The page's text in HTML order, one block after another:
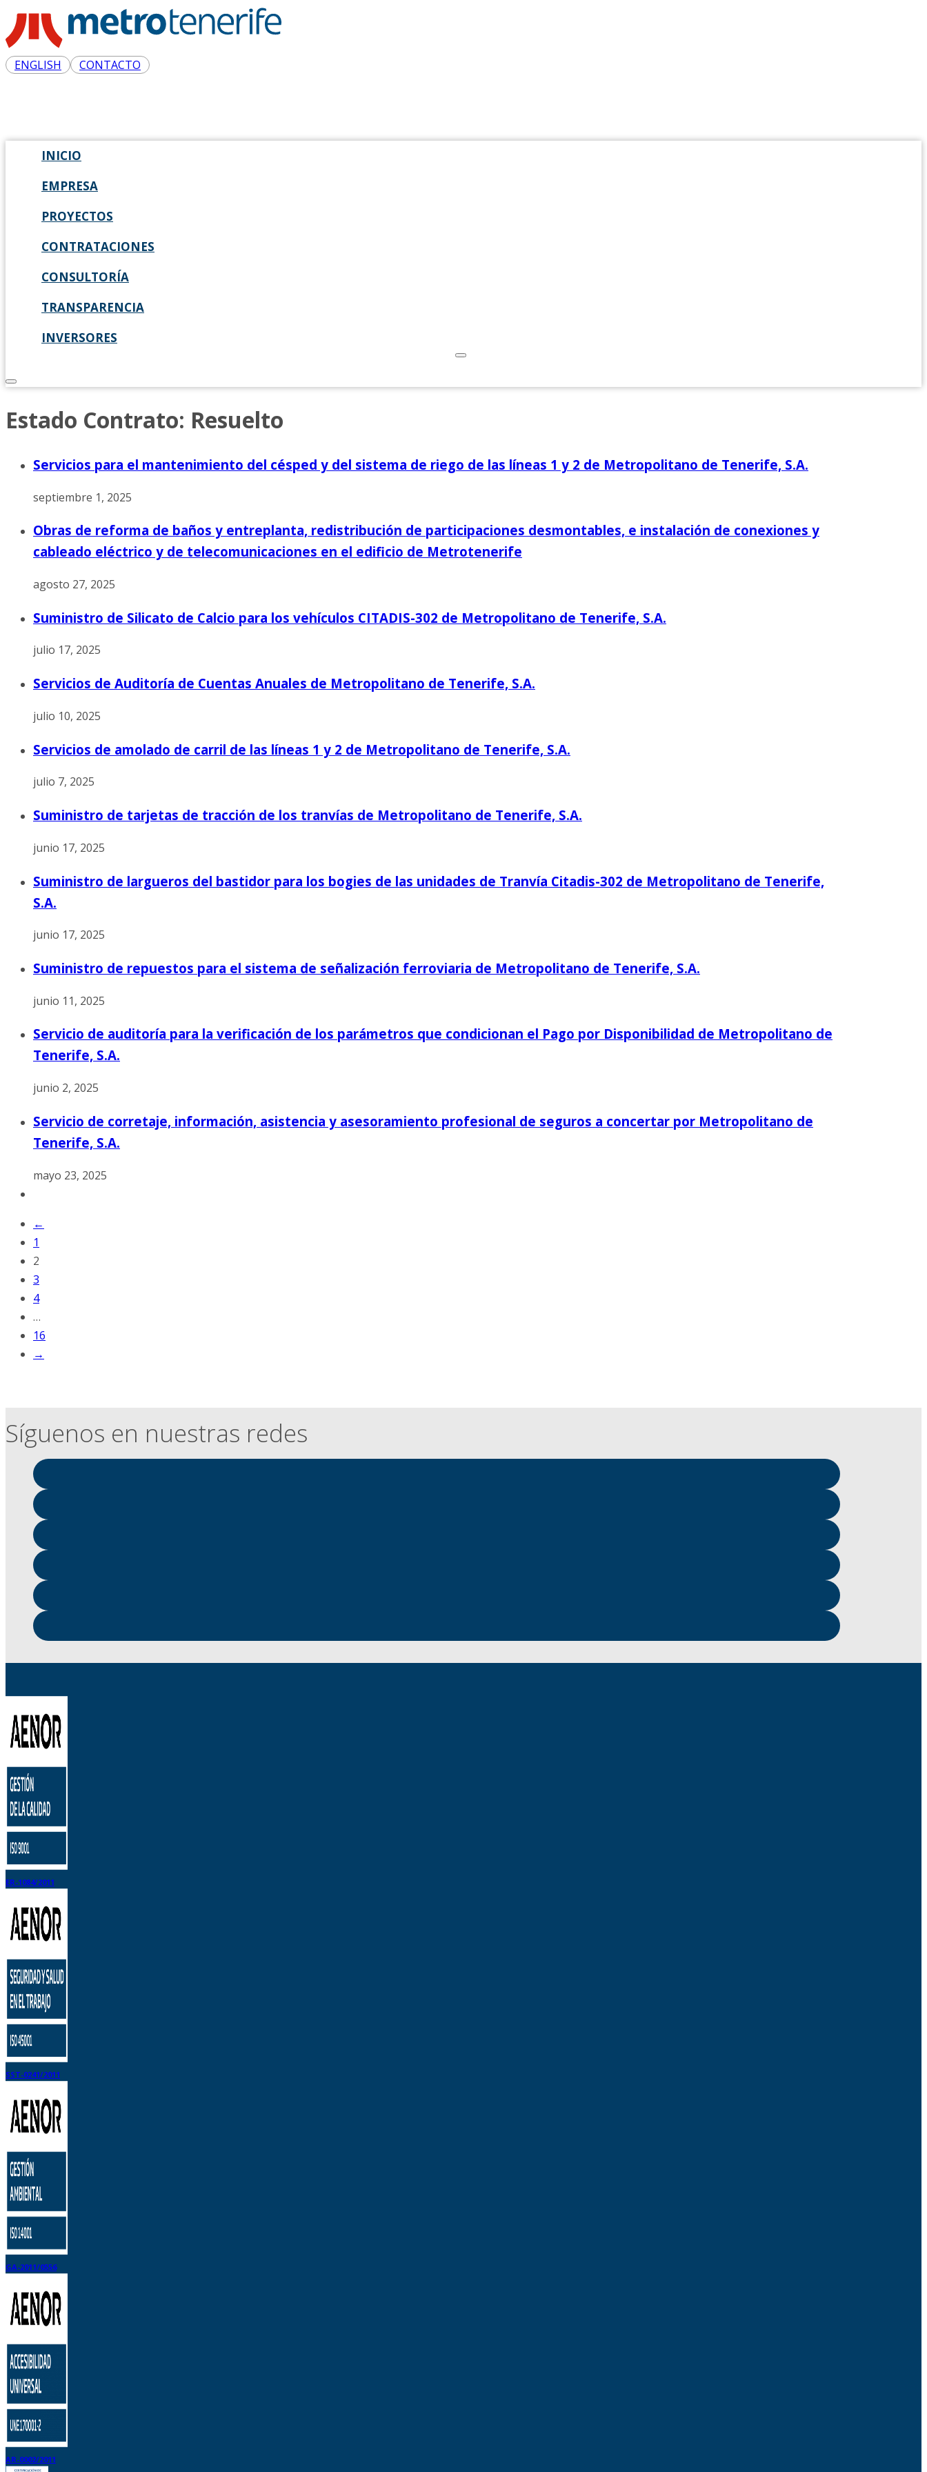
ENGLISH CONTACTO
INICIO
EMPRESA
PROYECTOS
CONTRATACIONES
CONSULTORÍA
TRANSPARENCIA
INVERSORES
Estado Contrato: Resuelto
Servicios para el mantenimiento del césped y del sistema de riego de las líneas 1 y 2 de Metropolitano de Tenerife, S.A.
septiembre 1, 2025
Obras de reforma de baños y entreplanta, redistribución de participaciones desmontables, e instalación de conexiones y
cableado eléctrico y de telecomunicaciones en el edificio de Metrotenerife
agosto 27, 2025
Suministro de Silicato de Calcio para los vehículos CITADIS-302 de Metropolitano de Tenerife, S.A.
julio 17, 2025
Servicios de Auditoría de Cuentas Anuales de Metropolitano de Tenerife, S.A.
julio 10, 2025
Servicios de amolado de carril de las líneas 1 y 2 de Metropolitano de Tenerife, S.A.
julio 7, 2025
Suministro de tarjetas de tracción de los tranvías de Metropolitano de Tenerife, S.A.
junio 17, 2025
Suministro de largueros del bastidor para los bogies de las unidades de Tranvía Citadis-302 de Metropolitano de Tenerife,
S.A.
junio 17, 2025
Suministro de repuestos para el sistema de señalización ferroviaria de Metropolitano de Tenerife, S.A.
junio 11, 2025
Servicio de auditoría para la verificación de los parámetros que condicionan el Pago por Disponibilidad de Metropolitano de
Tenerife, S.A.
junio 2, 2025
Servicio de corretaje, información, asistencia y asesoramiento profesional de seguros a concertar por Metropolitano de
Tenerife, S.A.
mayo 23, 2025
←
1
2
3
4
…
16
→
Síguenos en nuestras redes
ER-1084/2011
SST-0241/2011
GA-2011/0556
AR-0002/2011